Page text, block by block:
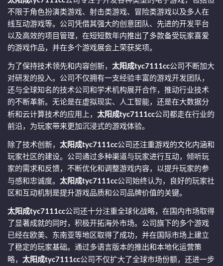
不限于角色扮演类游戏、射击类游戏、冒险类游戏以及多人在
线互动游戏等。公司凭借其强大的创意团队、先进的开发平台
以及高效的项目管理，在短短数年内推出了多款备受玩家喜爱
的游戏作品，并在多个游戏展会上荣获奖项。
为了保持技术领先和内容创新， 太阳成tyc7111cc公司不断加大
对研发的投入。公司不仅拥有一支经验丰富的游戏开发团队，
还与全球知名的技术公司和学术机构展开合作，推动行业技术
的不断革新。无论是在虚拟现实、人工智能，还是在大数据分
析和云计算技术的应用上， 太阳成tyc7111cc公司都走在行业的
前沿，为玩家带来更加沉浸式的游戏体验。
除了技术创新， 太阳成tyc7111cc公司还注重游戏的文化内涵和
玩家社区的建设。公司通过多种渠道与玩家进行互动，倾听玩
家的需求和反馈，不断优化和调整游戏内容，以提升玩家的参
与感和忠诚度。 太阳成tyc7111cc公司始终认为，良好的玩家社
区和互动机制是提升游戏品质和公司品牌价值的关键。
太阳成tyc7111cc公司还十分注重全球化战略，在国内市场取得
了显著成就的同时，积极开拓海外市场。公司旗下的多个游戏
已经在欧美、东南亚等地区取得了成功，并在国际市场上建立
了稳定的玩家基础。通过多语言版本的推出和本地化运营策
略， 太阳成tyc7111cc公司不仅扩大了全球市场份额，还进一步